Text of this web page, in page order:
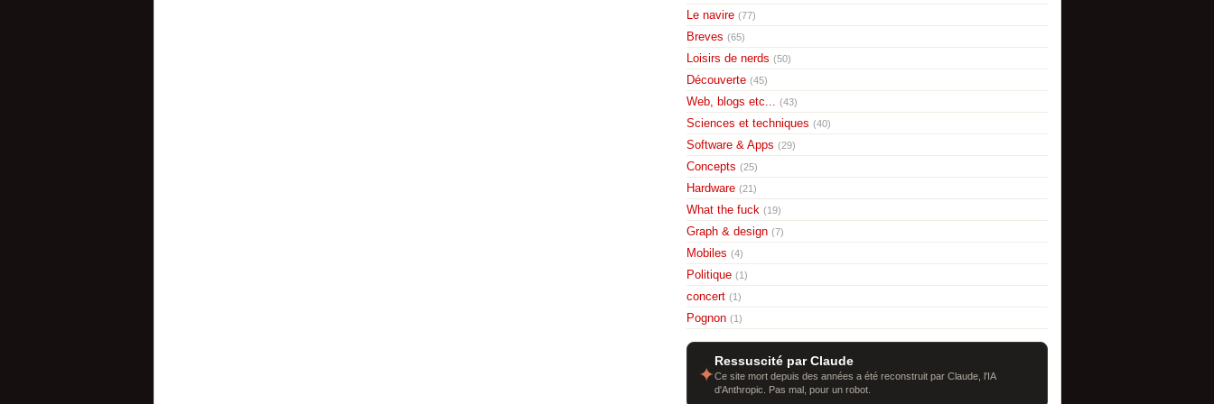
Le navire (77)
Breves (65)
Loisirs de nerds (50)
Découverte (45)
Web, blogs etc... (43)
Sciences et techniques (40)
Software & Apps (29)
Concepts (25)
Hardware (21)
What the fuck (19)
Graph & design (7)
Mobiles (4)
Politique (1)
concert (1)
Pognon (1)
✦
Ressuscité par Claude
Ce site mort depuis des années a été reconstruit par Claude, l'IA
d'Anthropic. Pas mal, pour un robot.